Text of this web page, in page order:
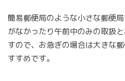
簡易郵便局のような小さな郵便
がなかったり午前中のみの取扱
すので、お急ぎの場合は大きな
すすめです。